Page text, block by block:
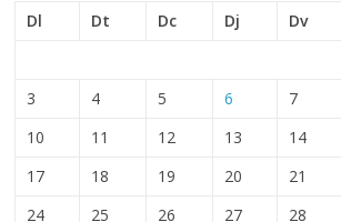
Dl
Dt Dc Dj Dv
3
4 5 6 7
10
11 12 13 14
17
18 19 20 21
24
25 26 27 28